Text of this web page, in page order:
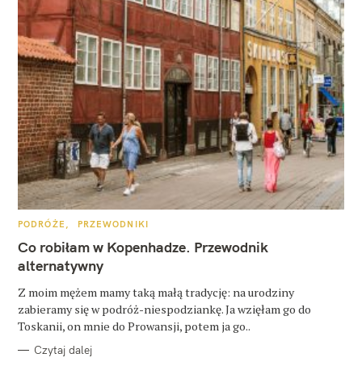
K
T
E
G
O
I
PODRÓŻE PRZEWODNIKI
Co robiłam w Kopenhadze. Przewodnik
alternatywny
Z moim mężem mamy taką małą tradycję: na urodziny
zabieramy się w podróż-niespodziankę. Ja wzięłam go do
Toskanii, on mnie do Prowansji, potem ja go..
Czytaj dalej